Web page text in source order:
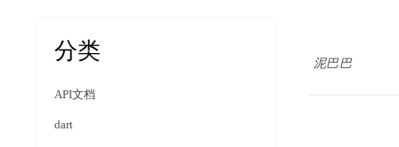
分类
API文档
dart
泥巴巴